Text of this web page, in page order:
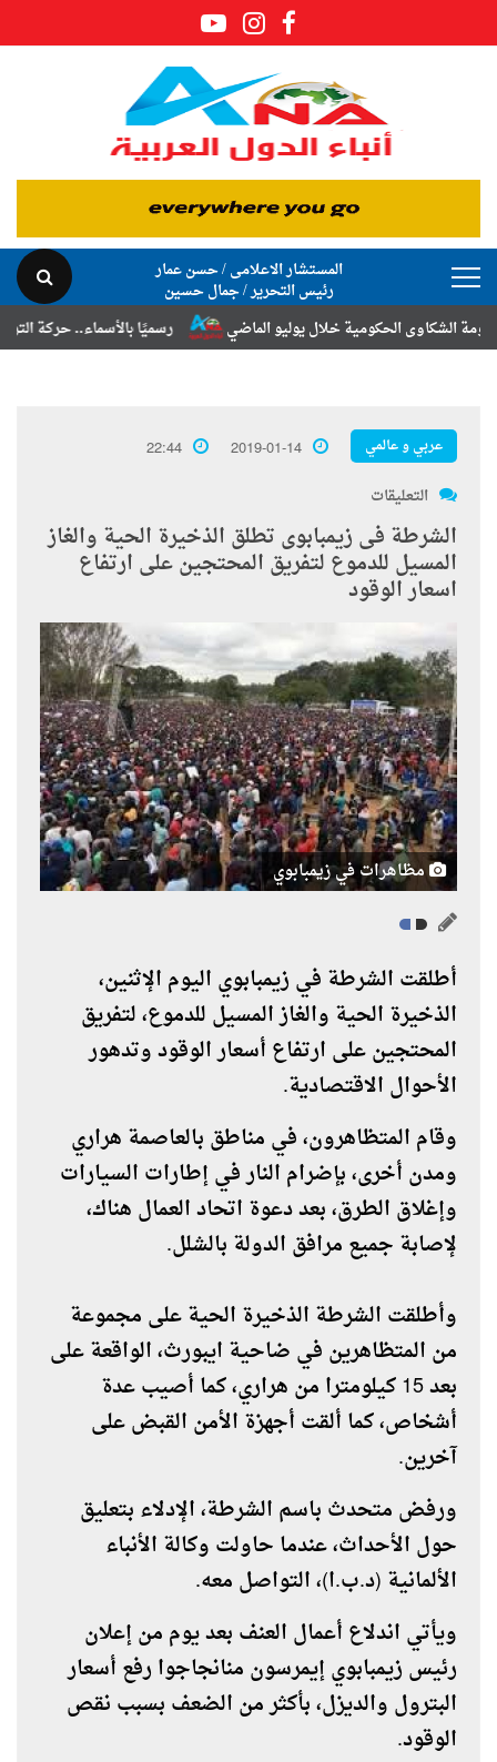
المستشار الاعلامى / حسن عمار
رئيس التحرير / جمال حسين
رسميًا بالأسماء.. حركة الترقيات
الحكومية خلال يوليو الماضي
عربي و عالمي 2019-01-14
22:44
التعليقات
الشرطة فى زيمبابوى تطلق الذخيرة الحية والغاز
المسيل للدموع لتفريق المحتجين على ارتفاع
اسعار الوقود
مظاهرات في زيمبابوي
أطلقت الشرطة في زيمبابوي اليوم الإثنين،
الذخيرة الحية والغاز المسيل للدموع، لتفريق
المحتجين على ارتفاع أسعار الوقود وتدهور
الأحوال الاقتصادية.
وقام المتظاهرون، في مناطق بالعاصمة هراري
ومدن أخرى، بإضرام النار في إطارات السيارات
وإغلاق الطرق، بعد دعوة اتحاد العمال هناك،
لإصابة جميع مرافق الدولة بالشلل.
وأطلقت الشرطة الذخيرة الحية على مجموعة
من المتظاهرين في ضاحية ايبورث، الواقعة على
بعد 15 كيلومترا من هراري، كما أصيب عدة
أشخاص، كما ألقت أجهزة الأمن القبض على
آخرين.
ورفض متحدث باسم الشرطة، الإدلاء بتعليق
حول الأحداث، عندما حاولت وكالة الأنباء
الألمانية (د.ب.ا)، التواصل معه.
ويأتي اندلاع أعمال العنف بعد يوم من إعلان
رئيس زيمبابوي إيمرسون منانجاجوا رفع أسعار
البترول والديزل، بأكثر من الضعف بسبب نقص
الوقود.